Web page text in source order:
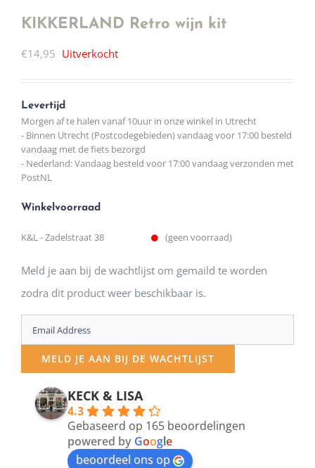
KIKKERLAND Retro wijn kit
€14,95 Uitverkocht
Levertijd
Morgen af te halen vanaf 10uur in onze winkel in Utrecht
- Binnen Utrecht (Postcodegebieden) vandaag voor 17:00 besteld
vandaag met de fiets bezorgd
- Nederland: Vandaag besteld voor 17:00 vandaag verzonden met
PostNL
Winkelvoorraad
K&L - Zadelstraat 38 (geen voorraad)
Meld je aan bij de wachtlijst om gemaild te worden
zodra dit product weer beschikbaar is.
Enter
your
email
address
MELD JE AAN BIJ DE WACHTLIJST
KECK & LISA
4.3
Gebaseerd op 165 beoordelingen
powered by Google
beoordeel ons op